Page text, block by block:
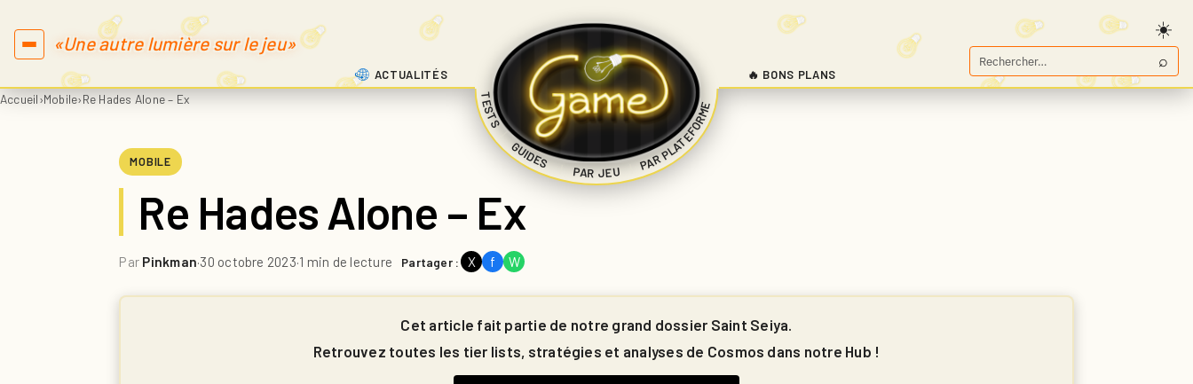
«Une autre lumière sur le jeu»
Rechercher
⌕
ACTUALITÉS
TESTS
GUIDES
PAR JEU PAR PLATEFORME
|
| |
🔥 BONS PLANS
Accueil›Mobile›Re Hades Alone – Ex
MOBILE
Re Hades Alone – Ex
Par Pinkman·30 octobre 2023·1 min de lecture Partager : X f W
Cet article fait partie de notre grand dossier Saint Seiya.
Retrouvez toutes les tier lists, stratégies et analyses de Cosmos dans notre Hub !